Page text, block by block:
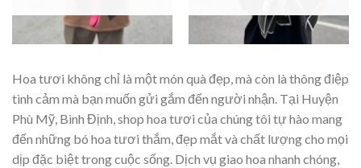
Hoa tươi không chỉ là một món quà đẹp, mà còn là thông điệp
tình cảm mà bạn muốn gửi gắm đến người nhận. Tại Huyện
Phù Mỹ, Bình Định, shop hoa tươi của chúng tôi tự hào mang
đến những bó hoa tươi thắm, đẹp mắt và chất lượng cho mọi
dịp đặc biệt trong cuộc sống. Dịch vụ giao hoa nhanh chóng,